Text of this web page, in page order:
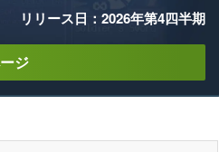
リリース日：2026年第4四半期
ジ